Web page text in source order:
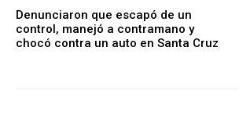
Denunciaron que escapó de un
control, manejó a contramano y
chocó contra un auto en Santa Cruz